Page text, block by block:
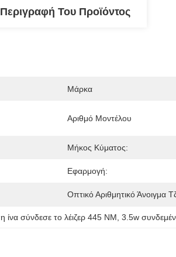
Περιγραφή Του Προϊόντος
Μάρκα
Αριθμό Μοντέλου
Μήκος Κύματος:
Εφαρμογή:
Οπτικό Αριθμητικό Άνοιγμα
, η ίνα σύνδεσε το λέιζερ 445 NM , 3.5w